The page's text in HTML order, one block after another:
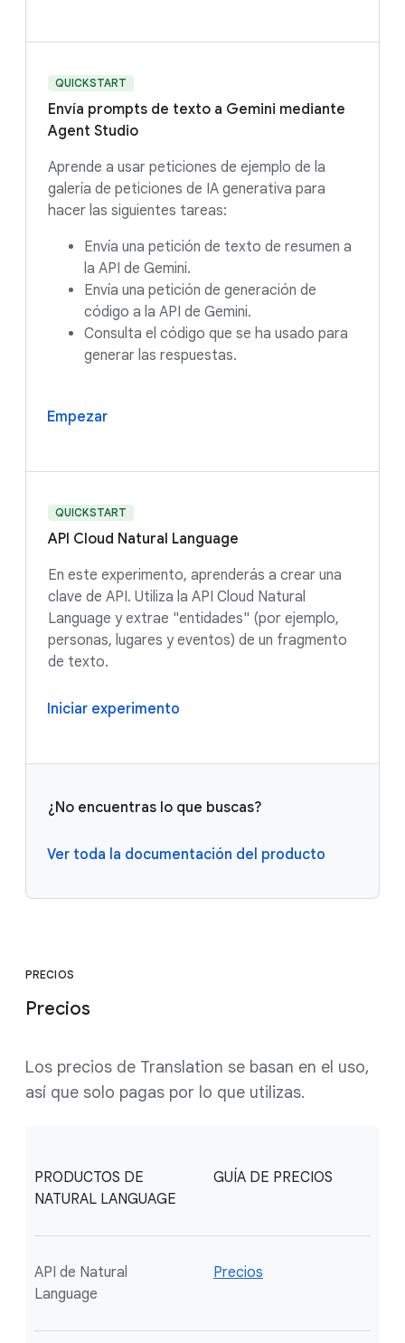
QUICKSTART
Envía prompts de texto a Gemini mediante
Agent Studio
Aprende a usar peticiones de ejemplo de la
galería de peticiones de IA generativa para
hacer las siguientes tareas:
Envía una petición de texto de resumen a
la API de Gemini.
Envía una petición de generación de
código a la API de Gemini.
Consulta el código que se ha usado para
generar las respuestas.
Empezar
QUICKSTART
API Cloud Natural Language
En este experimento, aprenderás a crear una
clave de API. Utiliza la API Cloud Natural
Language y extrae "entidades" (por ejemplo,
personas, lugares y eventos) de un fragmento
de texto.
Iniciar experimento
¿No encuentras lo que buscas?
Ver toda la documentación del producto
PRECIOS
Precios
Los precios de Translation se basan en el uso,
así que solo pagas por lo que utilizas.
PRODUCTOS DE
NATURAL LANGUAGE
GUÍA DE PRECIOS
API de Natural
Language
Precios